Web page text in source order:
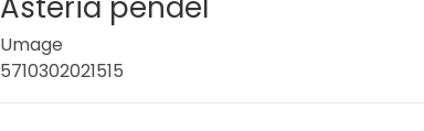
Umage
5710302021515